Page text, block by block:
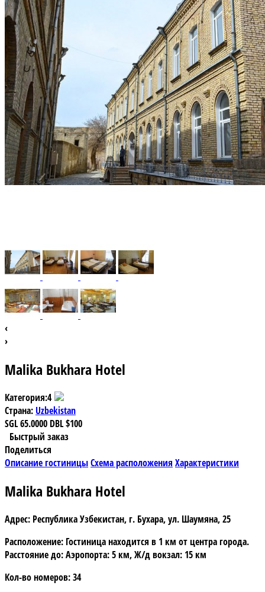
‹
›
Malika Bukhara Hotel
Категория:4
Страна: Uzbekistan
SGL65.0000 DBL$100
Быстрый заказ
Поделиться
Описание гостиницыСхема расположения Характеристики
Malika Bukhara Hotel
Адрес: Республика Узбекистан, г. Бухара, ул. Шаумяна, 25
Расположение: Гостиница находится в 1 км от центра города.
Расстояние до: Аэропорта: 5 км, Ж/д вокзал: 15 км
Кол-во номеров:34